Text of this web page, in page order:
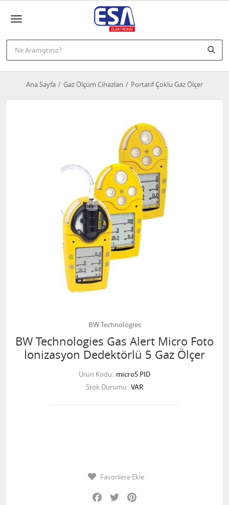
Ana Sayfa Gaz Ölçüm Cihazları Portatif Çoklu Gaz Ölçer
BW Technologies
BW Technologies Gas Alert Micro Foto
İonizasyon Dedektörlü 5 Gaz Ölçer
Ürün Kodu micro5 PID
Stok Durumu VAR
Favorilere Ekle
Facebook
Twitter